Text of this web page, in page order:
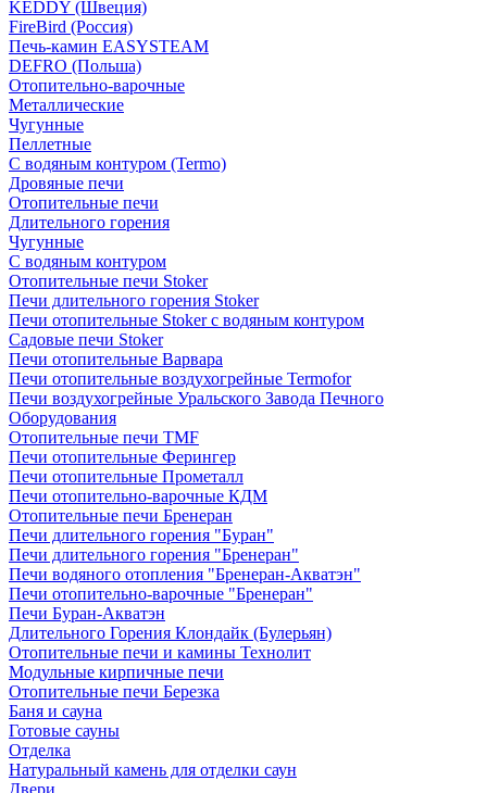
KEDDY (Швеция)
FireBird (Россия)
Печь-камин EASYSTEAM
DEFRO (Польша)
Отопительно-варочные
Металлические
Чугунные
Пеллетные
С водяным контуром (Termo)
Дровяные печи
Отопительные печи
Длительного горения
Чугунные
C водяным контуром
Отопительные печи Stoker
Печи длительного горения Stoker
Печи отопительные Stoker с водяным контуром
Садовые печи Stoker
Печи отопительные Варвара
Печи отопительные воздухогрейные Termofor
Печи воздухогрейные Уральского Завода Печного
Оборудования
Отопительные печи TMF
Печи отопительные Ферингер
Печи отопительные Прометалл
Печи отопительно-варочные КДМ
Отопительные печи Бренеран
Печи длительного горения "Буран"
Печи длительного горения "Бренеран"
Печи водяного отопления "Бренеран-Акватэн"
Печи отопительно-варочные "Бренеран"
Печи Буран-Акватэн
Длительного Горения Клондайк (Булерьян)
Отопительные печи и камины Технолит
Модульные кирпичные печи
Отопительные печи Березка
Баня и сауна
Готовые сауны
Отделка
Натуральный камень для отделки саун
Двери